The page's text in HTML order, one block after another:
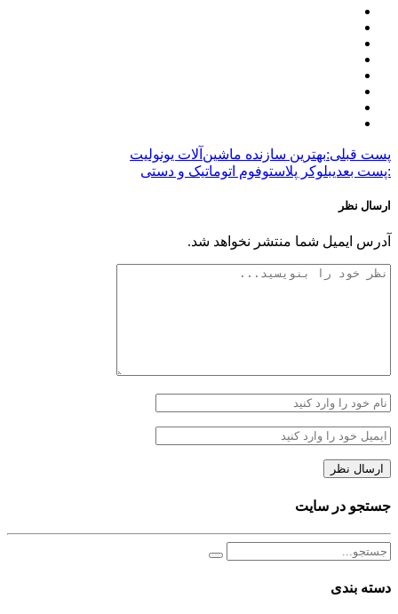
پست قبلی:بهترین سازنده ماشین‌آلات یونولیت
:پست بعدیبلوکر پلاستوفوم اتوماتیک و دستی
ارسال نظر
آدرس ایمیل شما منتشر نخواهد شد.
جستجو در سایت
دسته بندی